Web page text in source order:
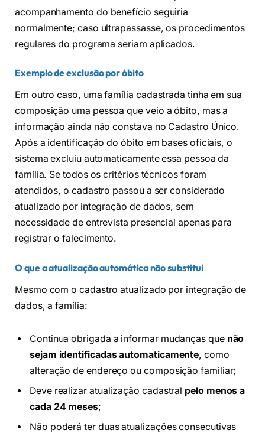
acompanhamento do benefício seguiria
normalmente; caso ultrapassasse, os procedimentos
regulares do programa seriam aplicados.
Exemplo de exclusão por óbito
Em outro caso, uma família cadastrada tinha em sua
composição uma pessoa que veio a óbito, mas a
informação ainda não constava no Cadastro Único.
Após a identificação do óbito em bases oficiais, o
sistema excluiu automaticamente essa pessoa da
família. Se todos os critérios técnicos foram
atendidos, o cadastro passou a ser considerado
atualizado por integração de dados, sem
necessidade de entrevista presencial apenas para
registrar o falecimento.
O que a atualização automática não substitui
Mesmo com o cadastro atualizado por integração de
dados, a família:
Continua obrigada a informar mudanças que não
sejam identificadas automaticamente, como
alteração de endereço ou composição familiar;
Deve realizar atualização cadastral pelo menos a
cada 24 meses;
Não poderá ter duas atualizações consecutivas